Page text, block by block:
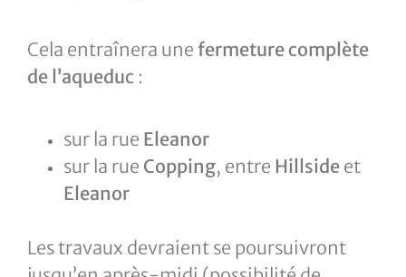
Cela entraînera une fermeture complète
de l’aqueduc :
sur la rue Eleanor
sur la rue Copping, entre Hillside et
Eleanor
Les travaux devraient se poursuivront